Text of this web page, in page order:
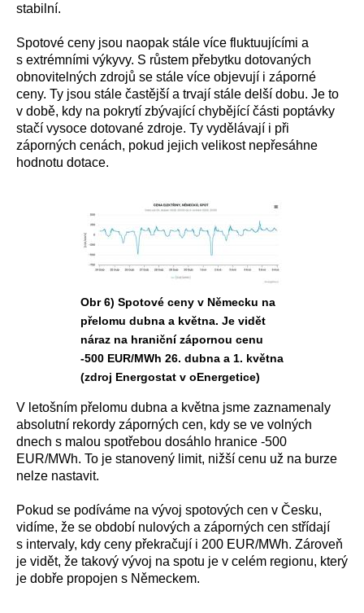
stabilní.
Spotové ceny jsou naopak stále více fluktuujícími a
s extrémními výkyvy. S růstem přebytku dotovaných
obnovitelných zdrojů se stále více objevují i záporné
ceny. Ty jsou stále častější a trvají stále delší dobu. Je to
v době, kdy na pokrytí zbývající chybějící části poptávky
stačí vysoce dotované zdroje. Ty vydělávají i při
záporných cenách, pokud jejich velikost nepřesáhne
hodnotu dotace.
Obr 6) Spotové ceny v Německu na
přelomu dubna a května. Je vidět
náraz na hraniční zápornou cenu
-500 EUR/MWh 26. dubna a 1. května
(zdroj Energostat v oEnergetice)
V letošním přelomu dubna a května jsme zaznamenaly
absolutní rekordy záporných cen, kdy se ve volných
dnech s malou spotřebou dosáhlo hranice -500
EUR/MWh. To je stanovený limit, nižší cenu už na burze
nelze nastavit.
Pokud se podíváme na vývoj spotových cen v Česku,
vidíme, že se období nulových a záporných cen střídají
s intervaly, kdy ceny překračují i 200 EUR/MWh. Zároveň
je vidět, že takový vývoj na spotu je v celém regionu, který
je dobře propojen s Německem.